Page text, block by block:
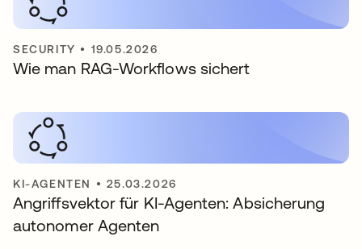
SECURITY • 19.05.2026
Wie man RAG-Workflows sichert
KI-AGENTEN • 25.03.2026
Angriffsvektor für KI-Agenten: Absicherung
autonomer Agenten